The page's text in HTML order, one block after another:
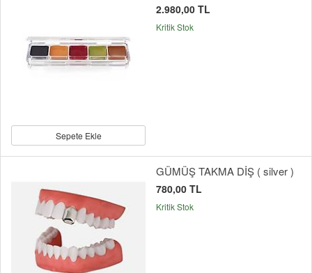
Sepete Ekle
2.980,00 TL
Kritik Stok
GÜMÜŞ TAKMA DİŞ ( silver )
780,00 TL
Kritik Stok